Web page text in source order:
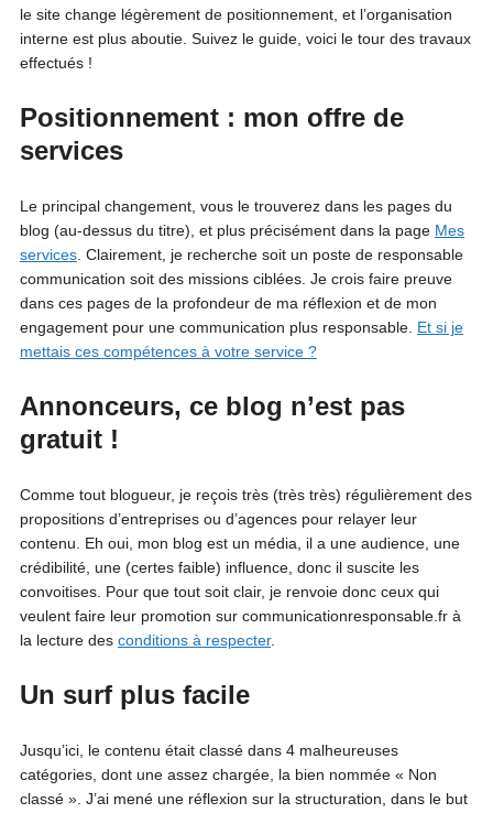
le site change légèrement de positionnement, et l’organisation
interne est plus aboutie. Suivez le guide, voici le tour des travaux
effectués !
Positionnement : mon offre de
services
Le principal changement, vous le trouverez dans les pages du
blog (au-dessus du titre), et plus précisément dans la page Mes
services. Clairement, je recherche soit un poste de responsable
communication soit des missions ciblées. Je crois faire preuve
dans ces pages de la profondeur de ma réflexion et de mon
engagement pour une communication plus responsable. Et si je
mettais ces compétences à votre service ?
Annonceurs, ce blog n’est pas
gratuit !
Comme tout blogueur, je reçois très (très très) régulièrement des
propositions d’entreprises ou d’agences pour relayer leur
contenu. Eh oui, mon blog est un média, il a une audience, une
crédibilité, une (certes faible) influence, donc il suscite les
convoitises. Pour que tout soit clair, je renvoie donc ceux qui
veulent faire leur promotion sur communicationresponsable.fr à
la lecture des conditions à respecter.
Un surf plus facile
Jusqu’ici, le contenu était classé dans 4 malheureuses
catégories, dont une assez chargée, la bien nommée « Non
classé ». J’ai mené une réflexion sur la structuration, dans le but